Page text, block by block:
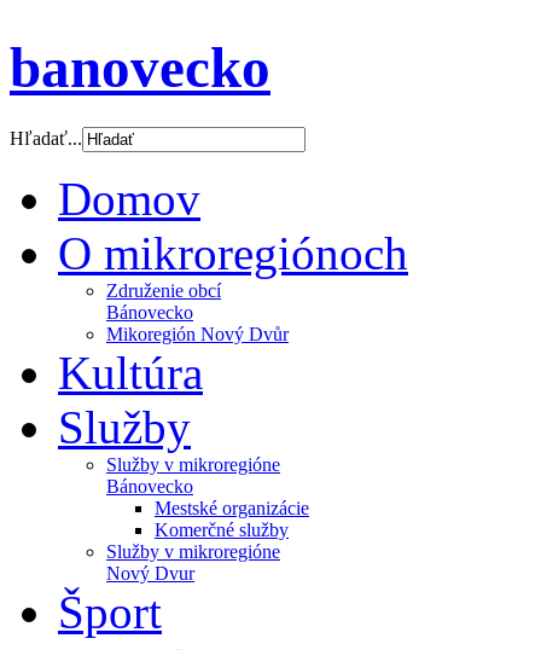
banovecko
Hľadať...
Domov
O mikroregiónoch
Združenie obcí
Bánovecko
Mikoregión Nový Dvůr
Kultúra
Služby
Služby v mikroregióne
Bánovecko
Mestské organizácie
Komerčné služby
Služby v mikroregióne
Nový Dvur
Šport